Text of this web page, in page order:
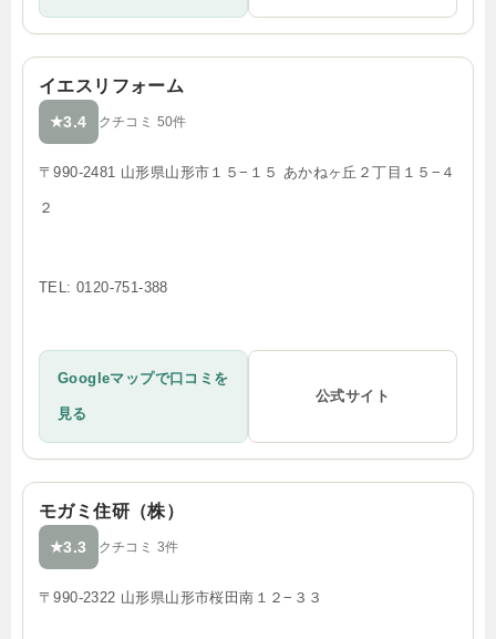
イエスリフォーム
★3.4 クチコミ 50件
〒990-2481 山形県山形市１５−１５ あかねヶ丘２丁目１５−４
２
TEL: 0120-751-388
Googleマップで口コミを
見る
公式サイト
モガミ住研（株）
★3.3 クチコミ 3件
〒990-2322 山形県山形市桜田南１２−３３